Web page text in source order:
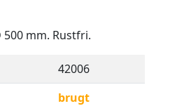
mm. Rustfri.
42006
brugt